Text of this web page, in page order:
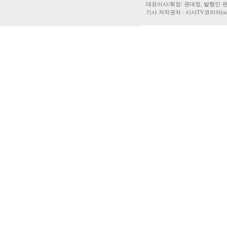
대표이사/회장: 권대정, 발행인·
기사 저작권자 : 시사TV코리아